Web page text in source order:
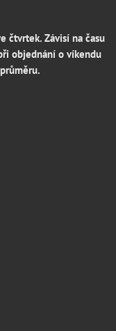
čtvrtek. Závisí na času
objednání o víkendu